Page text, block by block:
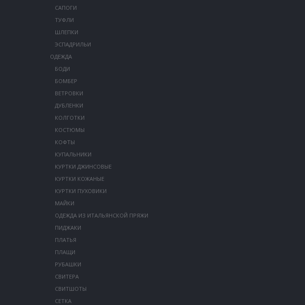
САПОГИ
ТУФЛИ
ШЛЕПКИ
ЭСПАДРИЛЬИ
ОДЕЖДА
БОДИ
БОМБЕР
ВЕТРОВКИ
ДУБЛЕНКИ
КОЛГОТКИ
КОСТЮМЫ
КОФТЫ
КУПАЛЬНИКИ
КУРТКИ ДЖИНСОВЫЕ
КУРТКИ КОЖАНЫЕ
КУРТКИ ПУХОВИКИ
МАЙКИ
ОДЕЖДА ИЗ ИТАЛЬЯНСКОЙ ПРЯЖИ
ПИДЖАКИ
ПЛАТЬЯ
ПЛАЩИ
РУБАШКИ
СВИТЕРА
СВИТШОТЫ
СЕТКА